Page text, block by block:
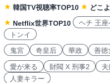
韓国TV視聴率TOP10
どこ
Netflix世界TOP10
ヘチ 王座
トンイ
鬼宮
奇皇后 華政 善徳
愛が来る 財閥 X 刑事2
人妻キラー